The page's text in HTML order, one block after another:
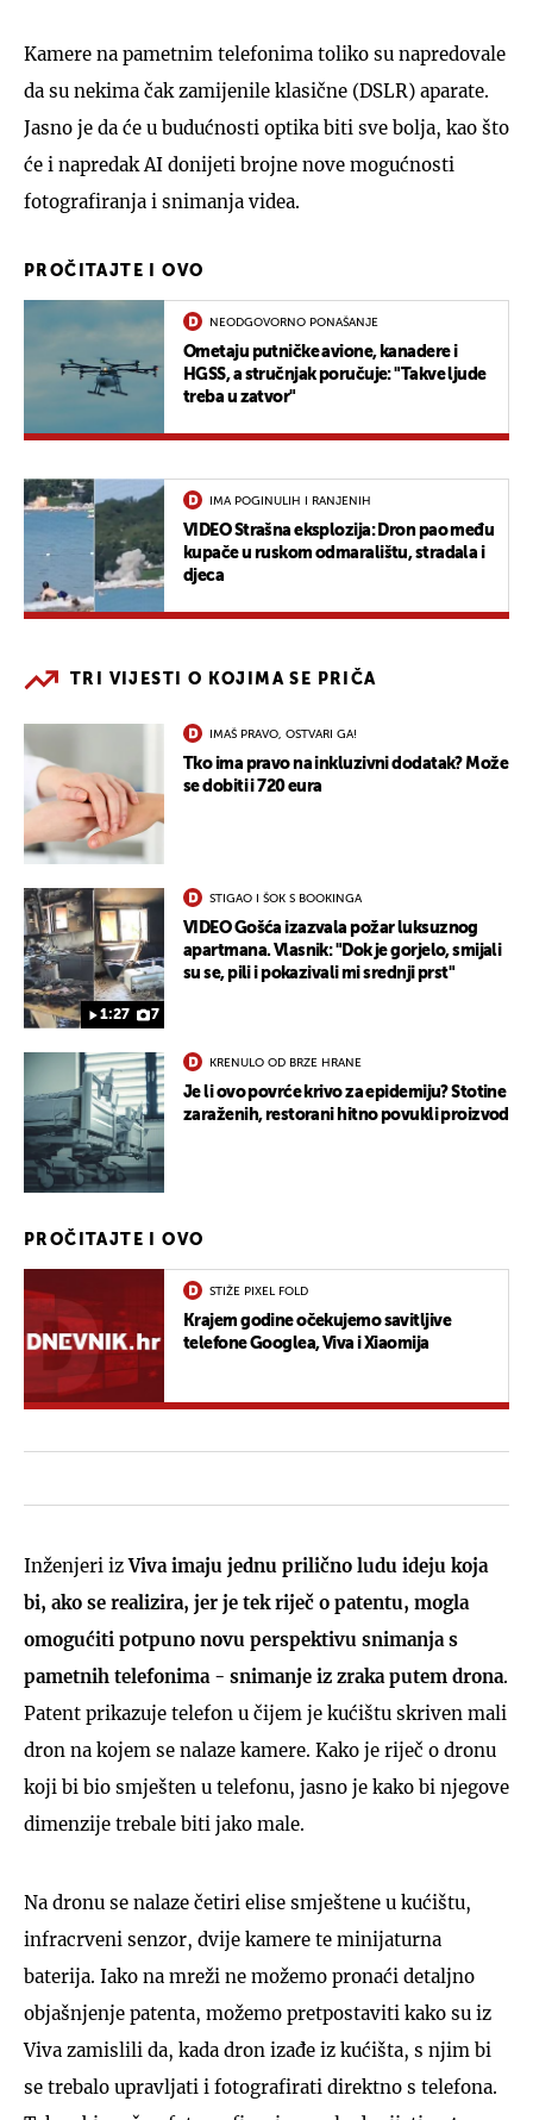
Kamere na pametnim telefonima toliko su napredovale
da su nekima čak zamijenile klasične (DSLR) aparate.
Jasno je da će u budućnosti optika biti sve bolja, kao što
će i napredak AI donijeti brojne nove mogućnosti
fotografiranja i snimanja videa.
PROČITAJTE I OVO
NEODGOVORNO PONAŠANJE
Ometaju putničke avione, kanadere i
HGSS, a stručnjak poručuje: "Takve ljude
treba u zatvor"
IMA POGINULIH I RANJENIH
VIDEO Strašna eksplozija: Dron pao među
kupače u ruskom odmaralištu, stradala i
djeca
TRI VIJESTI O KOJIMA SE PRIČA
IMAŠ PRAVO, OSTVARI GA!
Tko ima pravo na inkluzivni dodatak? Može
se dobiti i 720 eura
1:27 7
STIGAO I ŠOK S BOOKINGA
VIDEO Gošća izazvala požar luksuznog
apartmana. Vlasnik: "Dok je gorjelo, smijali
su se, pili i pokazivali mi srednji prst"
KRENULO OD BRZE HRANE
Je li ovo povrće krivo za epidemiju? Stotine
zaraženih, restorani hitno povukli proizvod
PROČITAJTE I OVO
STIŽE PIXEL FOLD
Krajem godine očekujemo savitljive
telefone Googlea, Viva i Xiaomija
Inženjeri izViva imaju jednu prilično ludu ideju koja
bi, ako se realizira, jer je tek riječ o patentu, mogla
omogućiti potpuno novu perspektivu snimanja s
pametnih telefonima - snimanje iz zraka putem drona.
Patent prikazuje telefon u čijem je kućištu skriven mali
dron na kojem se nalaze kamere. Kako je riječ o dronu
koji bi bio smješten u telefonu, jasno je kako bi njegove
dimenzije trebale biti jako male.
Na dronu se nalaze četiri elise smještene u kućištu,
infracrveni senzor, dvije kamere te minijaturna
baterija. Iako na mreži ne možemo pronaći detaljno
objašnjenje patenta, možemo pretpostaviti kako su iz
Viva zamislili da, kada dron izađe iz kućišta, s njim bi
se trebalo upravljati i fotografirati direktno s telefona.